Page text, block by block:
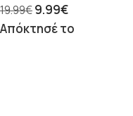
19.99€9.99€
Απόκτησέ το